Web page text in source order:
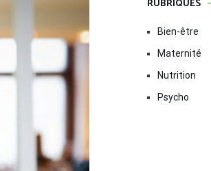
RUBRIQUES
Bien-être
Maternité
Nutrition
Psycho